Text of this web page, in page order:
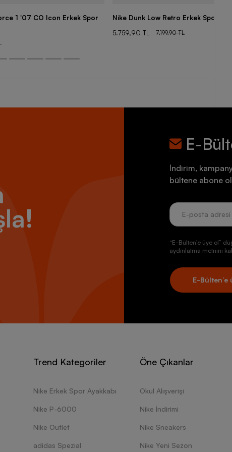
1 '07 CO Icon Erkek Spor
Nike Dunk Low Retro Erkek Spor
5.759,90 TL
7.199,90 TL
E-
İndirim,
bültene abone
“E-Bülten’e üye ol”
aydınlatma metnini
E-Bülten’e
Trend Kategoriler
Nike Erkek Spor Ayakkabı
Nike P-6000
Nike Outlet
adidas Spezial
Öne Çıkanlar
Okul Alışverişi
Nike İndirimi
Nike Sneakers
Nike Yeni Sezon